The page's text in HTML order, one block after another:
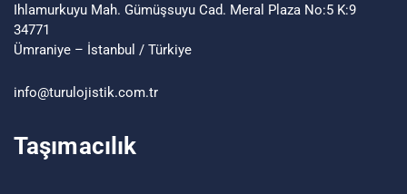
Ihlamurkuyu Mah. Gümüşsuyu Cad. Meral Plaza No:5 K:9
34771
Ümraniye – İstanbul / Türkiye
info@turu lojistik.com.tr
Taşımacılık